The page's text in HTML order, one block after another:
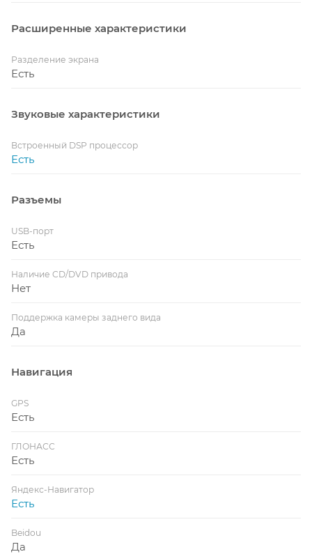
Расширенные характеристики
Разделение экрана
Есть
Звуковые характеристики
Встроенный DSP процессор
Есть
Разъемы
USB-порт
Есть
Наличие CD/DVD привода
Нет
Поддержка камеры заднего вида
Да
Навигация
GPS
Есть
ГЛОНАСС
Есть
Яндекс-Навигатор
Есть
Beidou
Да